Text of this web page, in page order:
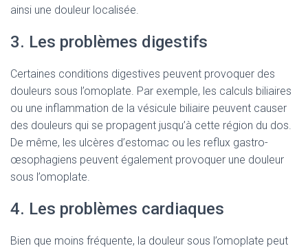
ainsi une douleur localisée.
3. Les problèmes digestifs
Certaines conditions digestives peuvent provoquer des
douleurs sous l’omoplate. Par exemple, les calculs biliaires
ou une inflammation de la vésicule biliaire peuvent causer
des douleurs qui se propagent jusqu’à cette région du dos.
De même, les ulcères d’estomac ou les reflux gastro-
œsophagiens peuvent également provoquer une douleur
sous l’omoplate.
4. Les problèmes cardiaques
Bien que moins fréquente, la douleur sous l’omoplate peut